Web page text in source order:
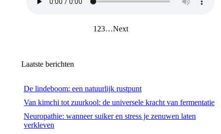
1 23…Next
Laatste berichten
De lindeboom: een natuurlijk rustpunt
Van kimchi tot zuurkool: de universele kracht van fermentatie
Neuropathie: wanneer suiker en stress je zenuwen laten
verkleven